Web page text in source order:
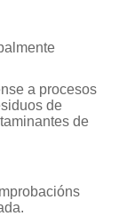
a procesos
de
de